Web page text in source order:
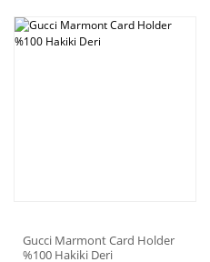
Gucci Marmont Card Holder
%100 Hakiki Deri